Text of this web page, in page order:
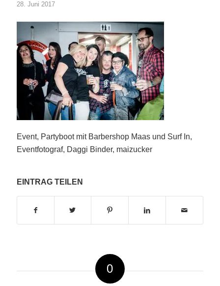
28. Juni 2017
Event, Partyboot mit Barbershop Maas und Surf In,
Eventfotograf, Daggi Binder, maizucker
EINTRAG TEILEN
0